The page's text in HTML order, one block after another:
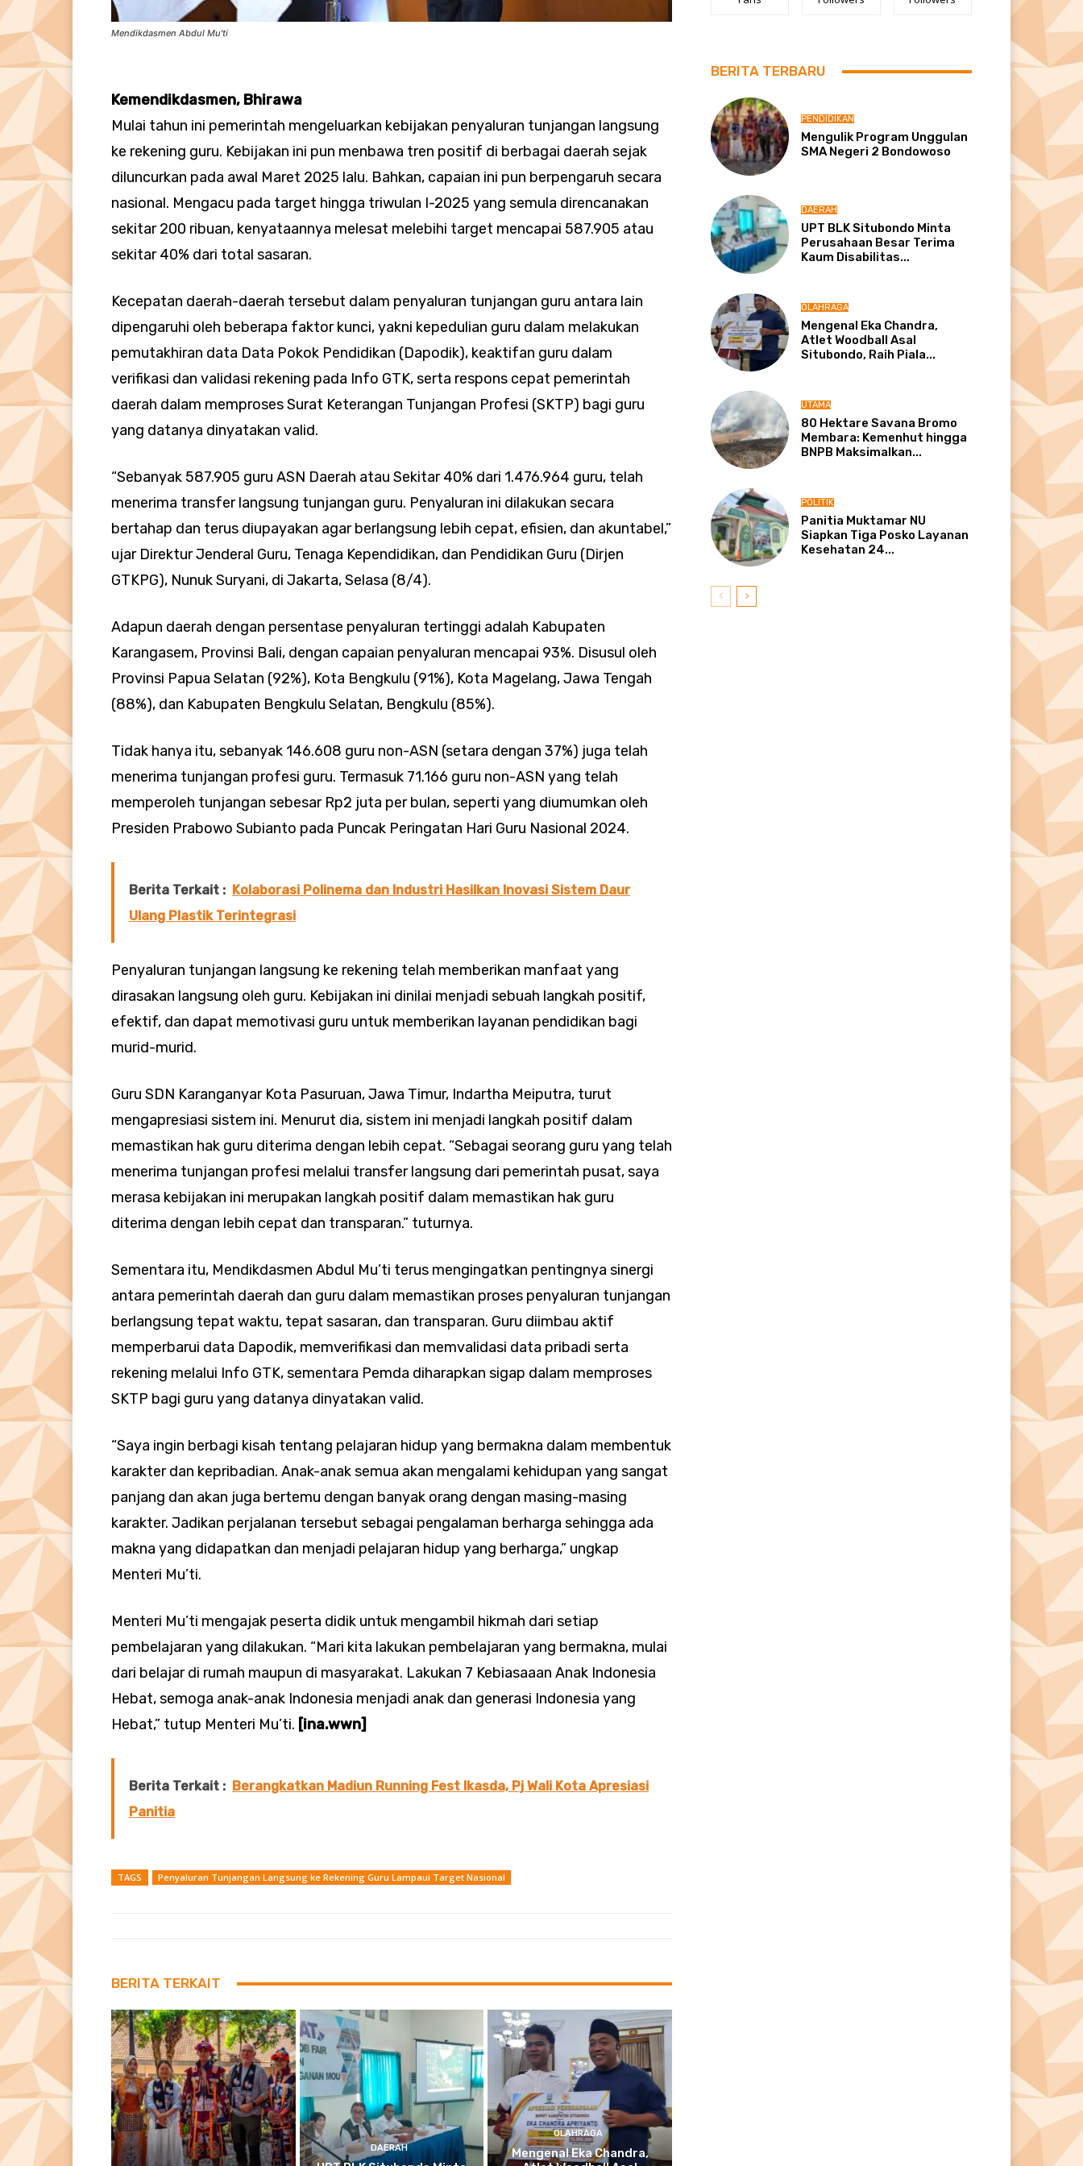
Mendikdasmen Abdul Mu'ti
Kemendikdasmen, Bhirawa
Mulai tahun ini pemerintah mengeluarkan kebijakan penyaluran tunjangan langsung
ke rekening guru. Kebijakan ini pun menbawa tren positif di berbagai daerah sejak
diluncurkan pada awal Maret 2025 lalu. Bahkan, capaian ini pun berpengaruh secara
nasional. Mengacu pada target hingga triwulan I-2025 yang semula direncanakan
sekitar 200 ribuan, kenyataannya melesat melebihi target mencapai 587.905 atau
sekitar 40% dari total sasaran.
Kecepatan daerah-daerah tersebut dalam penyaluran tunjangan guru antara lain
dipengaruhi oleh beberapa faktor kunci, yakni kepedulian guru dalam melakukan
pemutakhiran data Data Pokok Pendidikan (Dapodik), keaktifan guru dalam
verifikasi dan validasi rekening pada Info GTK, serta respons cepat pemerintah
daerah dalam memproses Surat Keterangan Tunjangan Profesi (SKTP) bagi guru
yang datanya dinyatakan valid.
“Sebanyak 587.905 guru ASN Daerah atau Sekitar 40% dari 1.476.964 guru, telah
menerima transfer langsung tunjangan guru. Penyaluran ini dilakukan secara
bertahap dan terus diupayakan agar berlangsung lebih cepat, efisien, dan akuntabel,”
ujar Direktur Jenderal Guru, Tenaga Kependidikan, dan Pendidikan Guru (Dirjen
GTKPG), Nunuk Suryani, di Jakarta, Selasa (8/4).
Adapun daerah dengan persentase penyaluran tertinggi adalah Kabupaten
Karangasem, Provinsi Bali, dengan capaian penyaluran mencapai 93%. Disusul oleh
Provinsi Papua Selatan (92%), Kota Bengkulu (91%), Kota Magelang, Jawa Tengah
(88%), dan Kabupaten Bengkulu Selatan, Bengkulu (85%).
Tidak hanya itu, sebanyak 146.608 guru non-ASN (setara dengan 37%) juga telah
menerima tunjangan profesi guru. Termasuk 71.166 guru non-ASN yang telah
memperoleh tunjangan sebesar Rp2 juta per bulan, seperti yang diumumkan oleh
Presiden Prabowo Subianto pada Puncak Peringatan Hari Guru Nasional 2024.
Berita Terkait : Kolaborasi Polinema dan Industri Hasilkan Inovasi Sistem Daur
Ulang Plastik Terintegrasi
Penyaluran tunjangan langsung ke rekening telah memberikan manfaat yang
dirasakan langsung oleh guru. Kebijakan ini dinilai menjadi sebuah langkah positif,
efektif, dan dapat memotivasi guru untuk memberikan layanan pendidikan bagi
murid-murid.
Guru SDN Karanganyar Kota Pasuruan, Jawa Timur, Indartha Meiputra, turut
mengapresiasi sistem ini. Menurut dia, sistem ini menjadi langkah positif dalam
memastikan hak guru diterima dengan lebih cepat. “Sebagai seorang guru yang telah
menerima tunjangan profesi melalui transfer langsung dari pemerintah pusat, saya
merasa kebijakan ini merupakan langkah positif dalam memastikan hak guru
diterima dengan lebih cepat dan transparan.” tuturnya.
Sementara itu, Mendikdasmen Abdul Mu’ti terus mengingatkan pentingnya sinergi
antara pemerintah daerah dan guru dalam memastikan proses penyaluran tunjangan
berlangsung tepat waktu, tepat sasaran, dan transparan. Guru diimbau aktif
memperbarui data Dapodik, memverifikasi dan memvalidasi data pribadi serta
rekening melalui Info GTK, sementara Pemda diharapkan sigap dalam memproses
SKTP bagi guru yang datanya dinyatakan valid.
“Saya ingin berbagi kisah tentang pelajaran hidup yang bermakna dalam membentuk
karakter dan kepribadian. Anak-anak semua akan mengalami kehidupan yang sangat
panjang dan akan juga bertemu dengan banyak orang dengan masing-masing
karakter. Jadikan perjalanan tersebut sebagai pengalaman berharga sehingga ada
makna yang didapatkan dan menjadi pelajaran hidup yang berharga,” ungkap
Menteri Mu’ti.
Menteri Mu’ti mengajak peserta didik untuk mengambil hikmah dari setiap
pembelajaran yang dilakukan. “Mari kita lakukan pembelajaran yang bermakna, mulai
dari belajar di rumah maupun di masyarakat. Lakukan 7 Kebiasaaan Anak Indonesia
Hebat, semoga anak-anak Indonesia menjadi anak dan generasi Indonesia yang
Hebat,” tutup Menteri Mu’ti. [ina.wwn]
Berita Terkait : Berangkatkan Madiun Running Fest Ikasda, Pj Wali Kota Apresiasi
Panitia
TAGS Penyaluran Tunjangan Langsung ke Rekening Guru Lampaui Target Nasional
BERITA TERKAIT
DAERAH
OLAHRAGA
Mengenal Eka Chandra,
BERITA TERBARU
PENDIDIKAN
Mengulik Program Unggulan
SMA Negeri 2 Bondowoso
DAERAH
UPT BLK Situbondo Minta
Perusahaan Besar Terima
Kaum Disabilitas...
OLAHRAGA
Mengenal Eka Chandra,
Atlet Woodball Asal
Situbondo, Raih Piala...
UTAMA
80 Hektare Savana Bromo
Membara: Kemenhut hingga
BNPB Maksimalkan...
POLITIK
Panitia Muktamar NU
Siapkan Tiga Posko Layanan
Kesehatan 24...